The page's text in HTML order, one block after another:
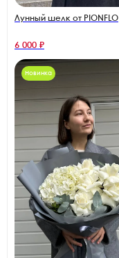
Лунный шелк от PIONFLO
6 000 ₽
Новинка